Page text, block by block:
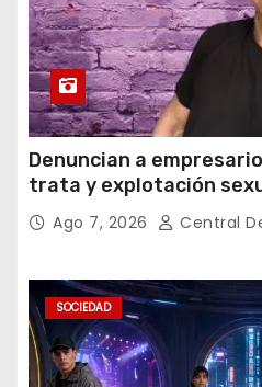
Denuncian a
trata y explotación
Ago 7, 2026 Central
SOCIEDAD